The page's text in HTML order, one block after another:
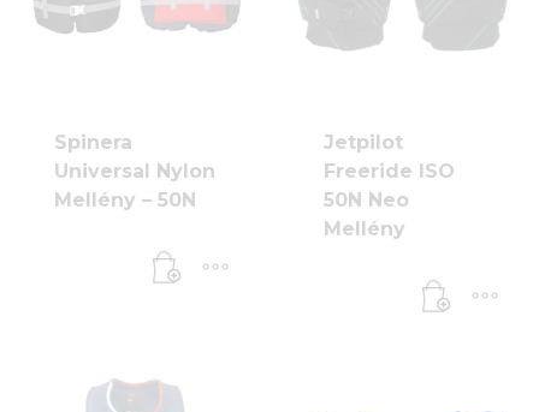
Spinera
Universal Nylon
Mellény – 50N
Jetpilot
Freeride ISO
50N Neo
Mellény